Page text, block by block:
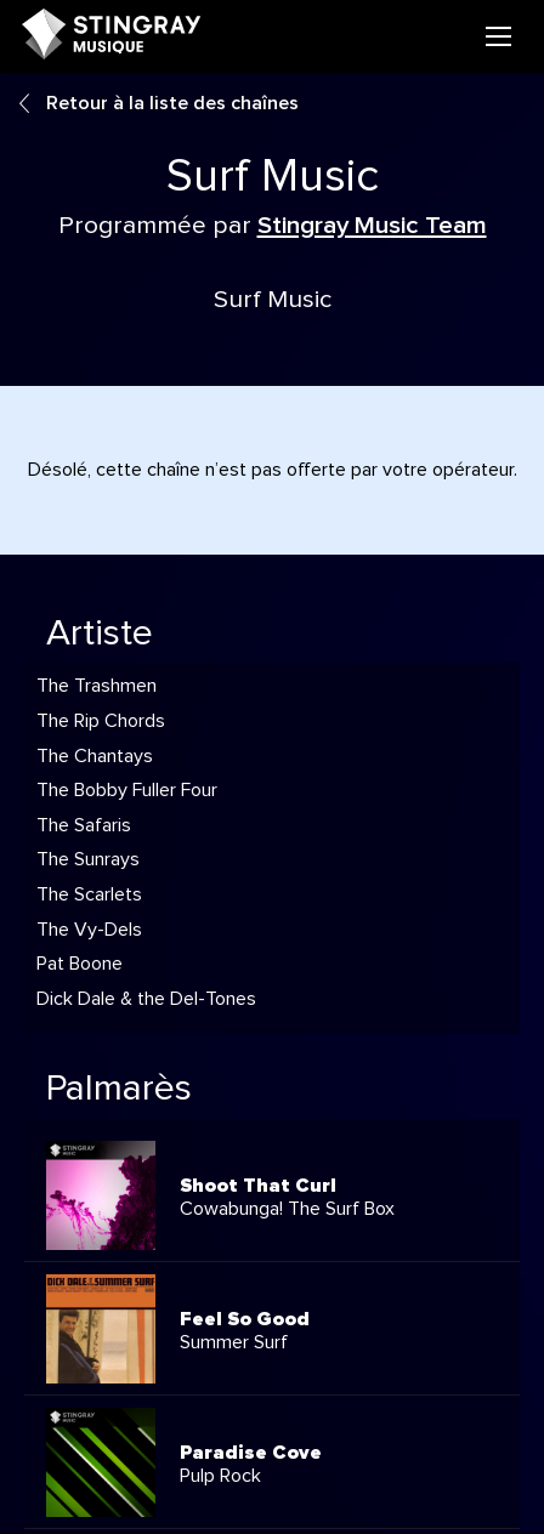
Retour à la liste des chaînes
Surf Music
Programmée par Stingray Music Team
Surf Music
Désolé, cette chaîne n’est pas offerte par votre opérateur.
Artiste
The Trashmen
The Rip Chords
The Chantays
The Bobby Fuller Four
The Safaris
The Sunrays
The Scarlets
The Vy-Dels
Pat Boone
Dick Dale & the Del-Tones
Palmarès
Shoot That Curl
Cowabunga! The Surf Box
Feel So Good
Summer Surf
Paradise Cove
Pulp Rock